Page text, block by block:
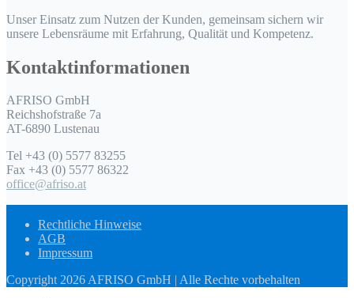
Unser Einsatz zum Nutzen der Kunden, gemeinsam sichern wir
unsere Lebensräume mit Erfahrung, Qualität und Kompetenz.
Kontaktinformationen
AFRISO GmbH
Reichshofstraße 7a
AT-6890 Lustenau
Tel +43 (0) 5577 83255
Fax +43 (0) 5577 86322
office@afriso.at
Rechtliche Hinweise
AGB
Impressum
Copyright 2026 AFRISO GmbH | Alle Rechte vorbehalten